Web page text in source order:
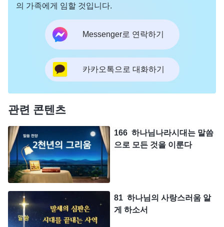
의 가족에게 임할 것입니다.
Messenger로 연락하기
카카오톡으로 대화하기
관련 콘텐츠
166 하나님나라시대는 말씀
으로 모든 것을 이룬다
81 하나님의 사랑스러움 알
게 하소서